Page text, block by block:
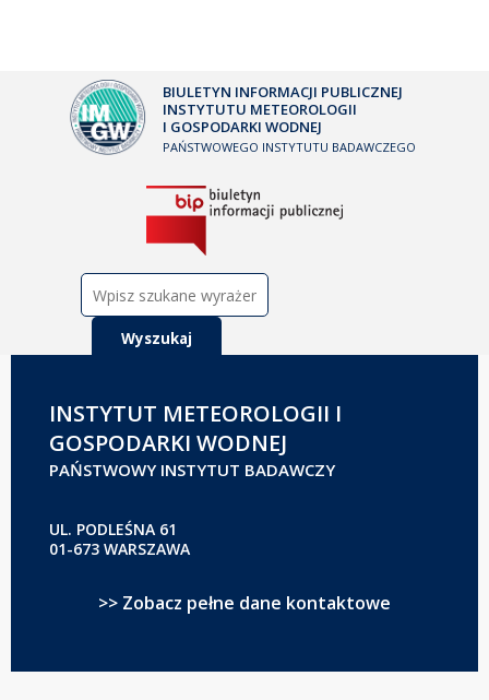
BIULETYN INFORMACJI PUBLICZNEJ
INSTYTUTU METEOROLOGII
I GOSPODARKI WODNEJ
PAŃSTWOWEGO INSTYTUTU BADAWCZEGO
INSTYTUT METEOROLOGII I
GOSPODARKI WODNEJ
PAŃSTWOWY INSTYTUT BADAWCZY
UL. PODLEŚNA 61
01-673 WARSZAWA
>> Zobacz pełne dane kontaktowe